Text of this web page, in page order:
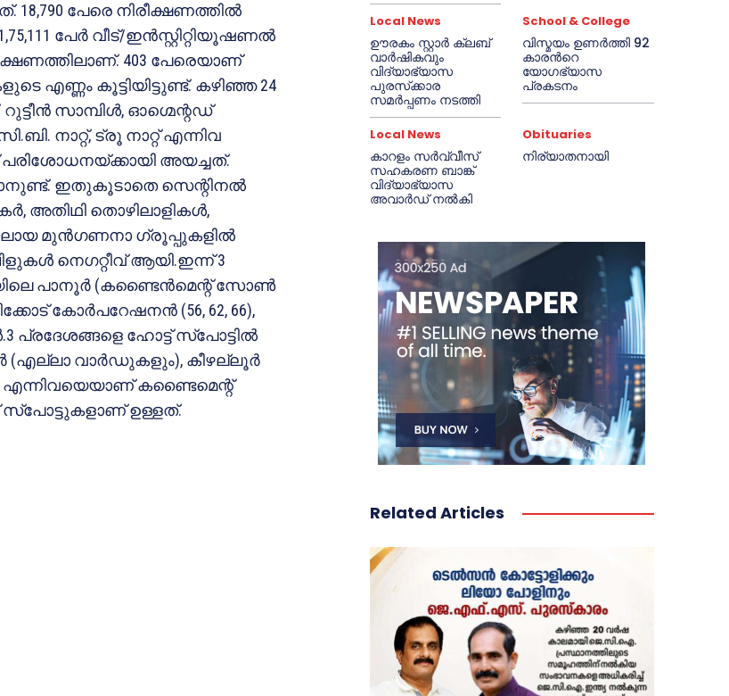
18,790 പേരെ നിരീക്ഷണത്തില്‍
പേര്‍ വീട്/ഇന്‍സ്റ്റിറ്റിയൂഷണല്‍
403 പേരെയാണ്
എണ്ണം കൂട്ടിയിട്ടുണ്ട്. കഴിഞ്ഞ 24
സാമ്പിള്‍, ഓഗ്മെന്റഡ്
നാറ്റ്, ട്രൂ നാറ്റ് എന്നിവ
പരിശോധനയ്ക്കായി അയച്ചത്.
ഇതുകൂടാതെ സെന്റിനല്‍
അതിഥി തൊഴിലാളികള്‍,
മുന്‍ഗണനാ ഗ്രൂപ്പുകളില്‍
നെഗറ്റീവ് ആയി.ഇന്ന് 3
പാനൂര്‍ (കണ്ടൈന്‍മെന്റ് സോണ്‍
കോര്‍പറേഷനന്‍ (56, 62, 66),
പ്രദേശങ്ങളെ ഹോട്ട് സ്‌പോട്ടില്‍
(എല്ലാ വാര്‍ഡുകളും), കീഴല്ലൂര്‍
എന്നിവയെയാണ് കണ്ടൈമെന്റ്
സ്‌പോട്ടുകളാണ് ഉള്ളത്.
Local News
ഊരകം സ്റ്റാർ ക്ലബ്
വാർഷികവും
വിദ്യാഭ്യാസ
പുരസ്‌ക്കാര
സമർപ്പണം നടത്തി
School & College
വിസ്മയം ഉണർത്തി 92
കാരൻറെ
യോഗഭ്യാസ
പ്രകടനം
Local News
കാറളം സർവ്വീസ്
സഹകരണ ബാങ്ക്
വിദ്യാഭ്യാസ
അവാർഡ് നൽകി
Obituaries
നിര്യാതനായി
Related Articles